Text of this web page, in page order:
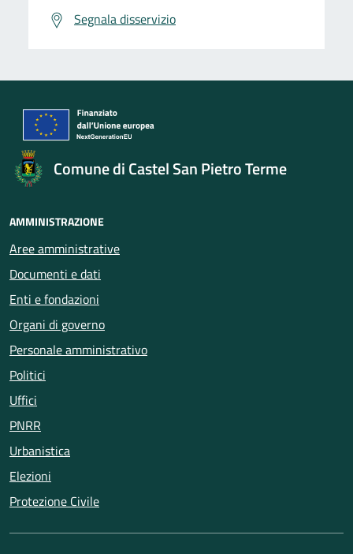
Segnala disservizio
Comune di Castel San Pietro Terme
AMMINISTRAZIONE
Aree amministrative
Documenti e dati
Enti e fondazioni
Organi di governo
Personale amministrativo
Politici
Uffici
PNRR
Urbanistica
Elezioni
Protezione Civile